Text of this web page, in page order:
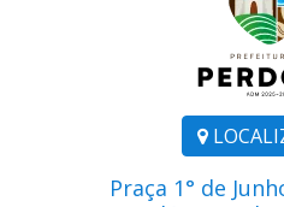
Praça 1° de